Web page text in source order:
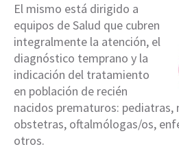
El mismo está dirigido a
equipos de Salud que cubren
integralmente la atención, el
diagnóstico temprano y la
indicación del tratamiento
en población de recién
nacidos prematuros: pediatras,
obstetras, oftalmólogas/os,
otros.